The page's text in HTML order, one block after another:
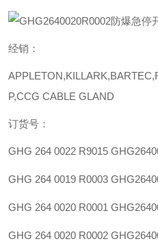
经销：
P,CCG CABLE GLAND
订货号：
GHG 264 0022 R9015
GHG 264 0019 R0003
GHG 264 0020 R0001
GHG 264 0020 R0002